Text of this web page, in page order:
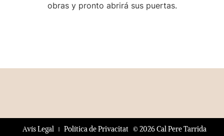
obras y pronto abrirá sus puertas.
© 2026 Cal Pere Tarrida
Avís Legal Política de Privacitat